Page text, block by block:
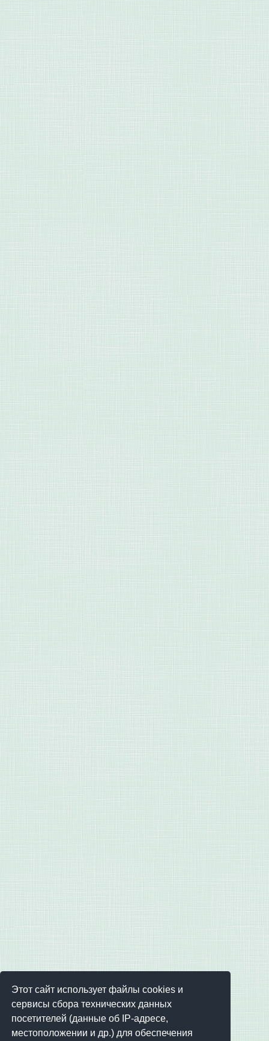
Этот сайт использует файлы cookies и
сервисы сбора технических данных
посетителей (данные об IP-адресе,
местоположении и др.) для обеспечения